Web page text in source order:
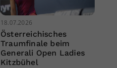
18.07.2026
Österreichisches
Traumfinale beim
Generali Open Ladies
Kitzbühel